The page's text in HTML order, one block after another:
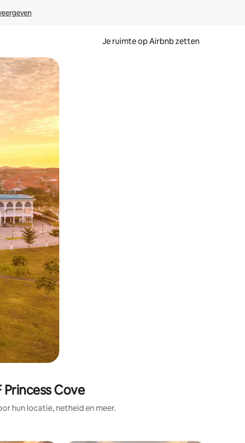
Je ruimte op Airbnb zetten
tikken of swipen.
Cove
hun locatie, netheid en meer.